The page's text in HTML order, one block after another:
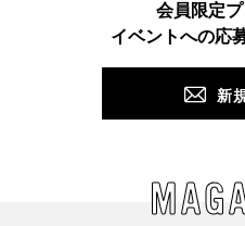
会員限定
イベントへの応
新